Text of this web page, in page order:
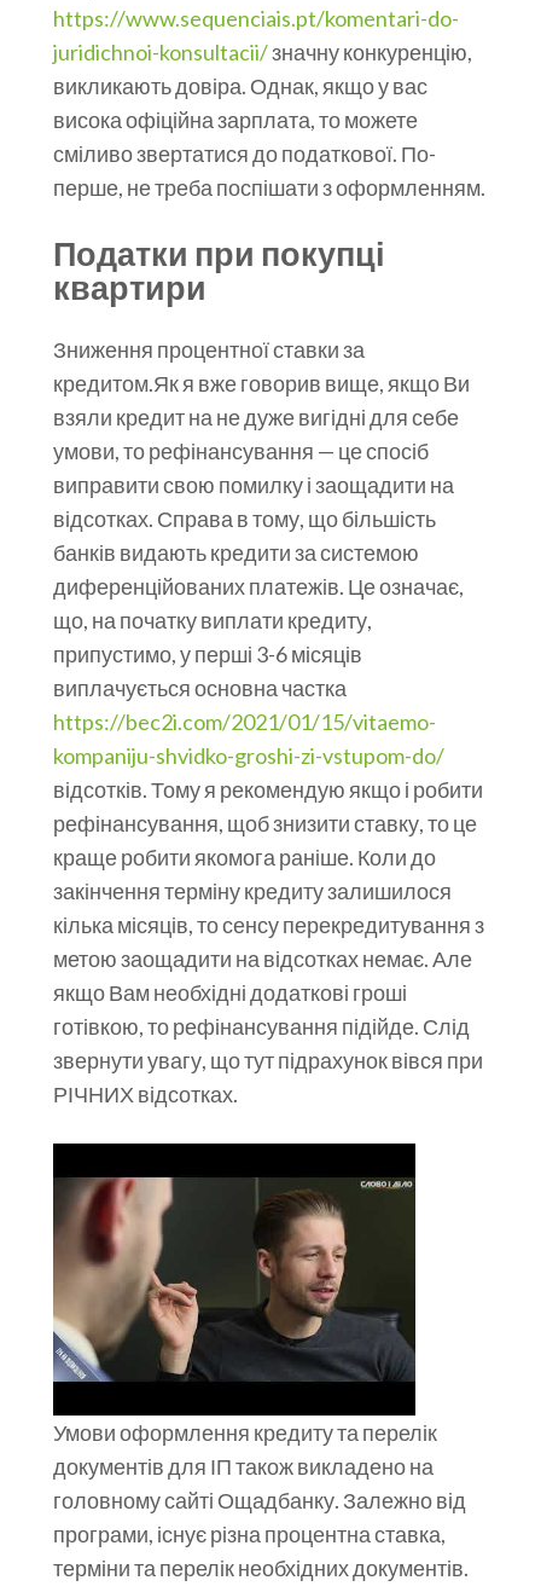
https://www.sequenciais.pt/komentari-do-
juridichnoi-konsultacii/значну конкуренцію,
викликають довіра. Однак, якщо у вас
висока офіційна зарплата, то можете
сміливо звертатися до податкової. По-
перше, не треба поспішати з оформленням.
Податки при покупці
квартири
Зниження процентної ставки за
кредитом.Як я вже говорив вище, якщо Ви
взяли кредит на не дуже вигідні для себе
умови, то рефінансування — це спосіб
виправити свою помилку і заощадити на
відсотках. Справа в тому, що більшість
банків видають кредити за системою
диференційованих платежів. Це означає,
що, на початку виплати кредиту,
припустимо, у перші 3-6 місяців
виплачується основна частка
https://bec2i.com/2021/01/15/vitaemo-
kompaniju-shvidko-groshi-zi-vstupom-do/
відсотків. Тому я рекомендую якщо і робити
рефінансування, щоб знизити ставку, то це
краще робити якомога раніше. Коли до
закінчення терміну кредиту залишилося
кілька місяців, то сенсу перекредитування з
метою заощадити на відсотках немає. Але
якщо Вам необхідні додаткові гроші
готівкою, то рефінансування підійде. Слід
звернути увагу, що тут підрахунок вівся при
РІЧНИХ відсотках.
Умови оформлення кредиту та перелік
документів для ІП також викладено на
головному сайті Ощадбанку. Залежно від
програми, існує різна процентна ставка,
терміни та перелік необхідних документів.